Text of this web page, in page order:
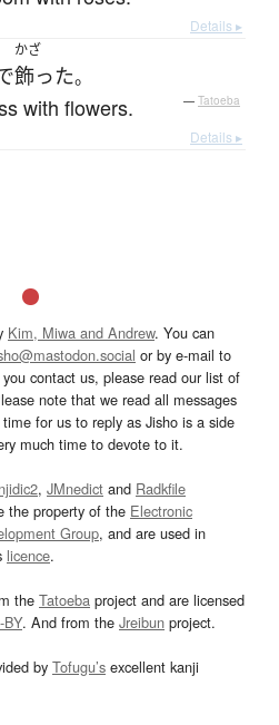
Details ▸
かざ
飾った。
with flowers. — Tatoeba
Details ▸
Kim, Miwa and Andrew. You can
or by e-mail to
contact us, please read our list of
note that we read all messages
for us to reply as Jisho is a side
much time to devote to it.
, JMnedict and Radkfile
the property of the Electronic
Group, and are used in
licence.
the Tatoeba project and are licensed
. And from the Jreibun project.
by Tofugu’s excellent kanji